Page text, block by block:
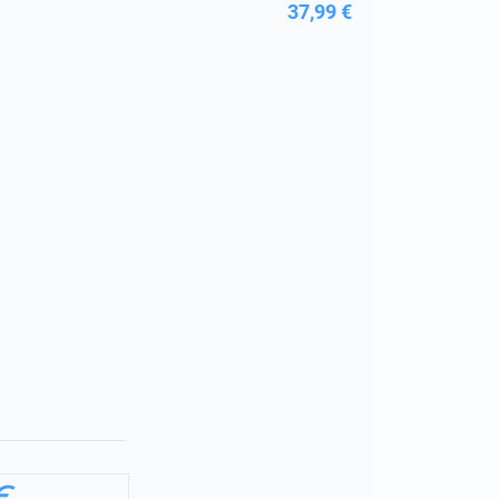
37,99 €